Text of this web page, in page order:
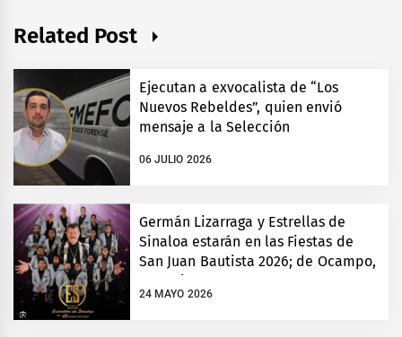
Related Post
Ejecutan a exvocalista de “Los
Nuevos Rebeldes”, quien envió
mensaje a la Selección
06 JULIO 2026
Germán Lizarraga y Estrellas de
Sinaloa estarán en las Fiestas de
San Juan Bautista 2026; de Ocampo,
Guanajuato
24 MAYO 2026